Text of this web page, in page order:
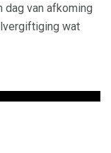
dag van afkoming
wat